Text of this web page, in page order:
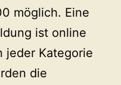
möglich. Eine
ist online
jeder Kategorie
die